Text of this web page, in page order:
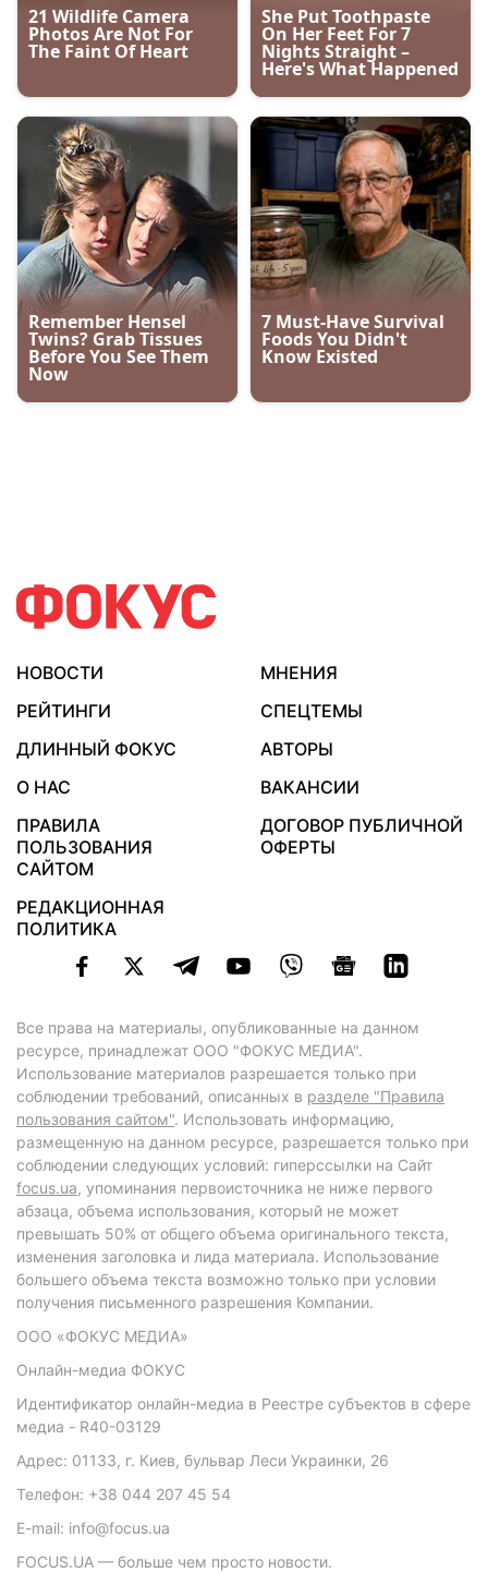
НОВОСТИ
МНЕНИЯ
РЕЙТИНГИ
СПЕЦТЕМЫ
ДЛИННЫЙ ФОКУС
АВТОРЫ
О НАС
ВАКАНСИИ
ПРАВИЛА
ПОЛЬЗОВАНИЯ
САЙТОМ
ДОГОВОР ПУБЛИЧНОЙ
ОФЕРТЫ
РЕДАКЦИОННАЯ
ПОЛИТИКА
Все права на материалы, опубликованные на данном
ресурсе, принадлежат ООО "ФОКУС МЕДИА".
Использование материалов разрешается только при
соблюдении требований, описанных в разделе "Правила
пользования сайтом". Использовать информацию,
размещенную на данном ресурсе, разрешается только при
соблюдении следующих условий: гиперссылки на Сайт
focus.ua, упоминания первоисточника не ниже первого
абзаца, объема использования, который не может
превышать 50% от общего объема оригинального текста,
изменения заголовка и лида материала. Использование
большего объема текста возможно только при условии
получения письменного разрешения Компании.
ООО «ФОКУС МЕДИА»
Онлайн-медиа ФОКУС
Идентификатор онлайн-медиа в Реестре субъектов в сфере
медиа - R40-03129
Адрес: 01133, г. Киев, бульвар Леси Украинки, 26
Телефон: +38 044 207 45 54
E-mail: info@focus.ua
FOCUS.UA — больше чем просто новости.